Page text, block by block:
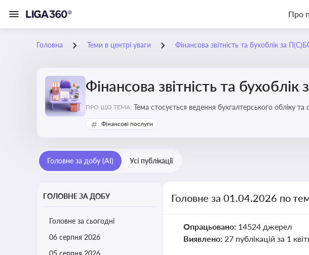
Про
Головна Теми в центрі уваги Фінансова звітність та бухоблік за
Фінансова звітність та
ПРО ЩО ТЕМА: Тема стосується ведення бухгалтерського обліку та
Фінансові послуги
Головне за добу (AI) Усі публікації
ГОЛОВНЕ ЗА ДОБУ
Головне за сьогодні
06 серпня 2026
05 серпня 2026
Головне за 01.04.2026 по
Опрацьовано: 14524 джерел
Виявлено: 27 публікацій за 1